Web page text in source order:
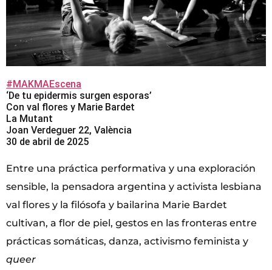
#MAKMAEscena
‘De tu epidermis surgen esporas’
Con val flores y Marie Bardet
La Mutant
Joan Verdeguer 22, València
30 de abril de 2025
Entre una práctica performativa y una exploración
sensible, la pensadora argentina y activista lesbiana
val flores y la filósofa y bailarina Marie Bardet
cultivan, a flor de piel, gestos en las fronteras entre
prácticas somáticas, danza, activismo feminista y
queer